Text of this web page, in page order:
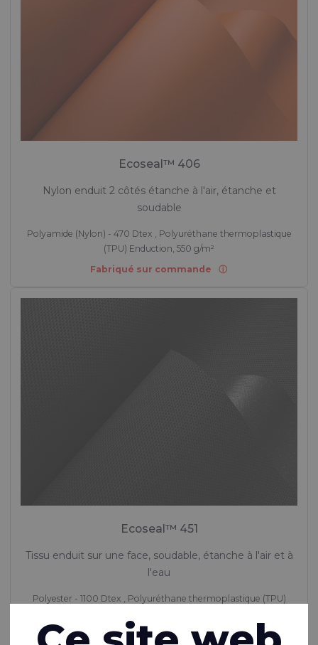
Ecoseal™ 406
Nylon enduit 2 côtés étanche à l'air, étanche et
soudable
Polyamide (Nylon) - 470 Dtex , Polyuréthane thermoplastique
(TPU) Enduction, 550 g/m²
Fabriqué sur commande
Ecoseal™ 451
Tissu enduit sur une face, soudable, étanche à l'air et à
l'eau
Polyester - 1100 Dtex , Polyuréthane thermoplastique (TPU)
En stock